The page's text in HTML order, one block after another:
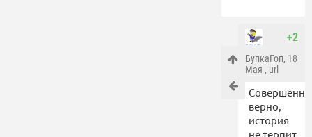
+2
БупкаГоп, 18
Мая , url
Совершенно
верно,
история
не терпит